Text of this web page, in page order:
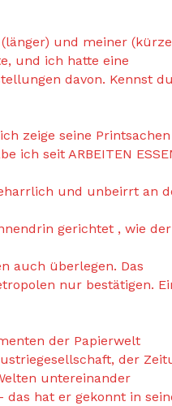
und meiner
und ich hatte eine
davon. Kennst du
zeige seine Printsachen
ich seit ARBEITEN
und unbeirrt an
gerichtet , wie der
auch überlegen. Das
nur bestätigen.
der Papierwelt
der
untereinander
das hat er gekonnt in